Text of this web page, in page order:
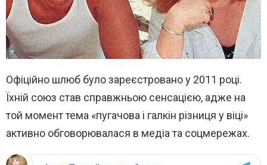
Офіційно шлюб було зареєстровано у 2011 році.
Їхній союз став справжньою сенсацією, адже на
той момент тема «пугачова і галкін різниця у віці»
активно обговорювалася в медіа та соцмережах.